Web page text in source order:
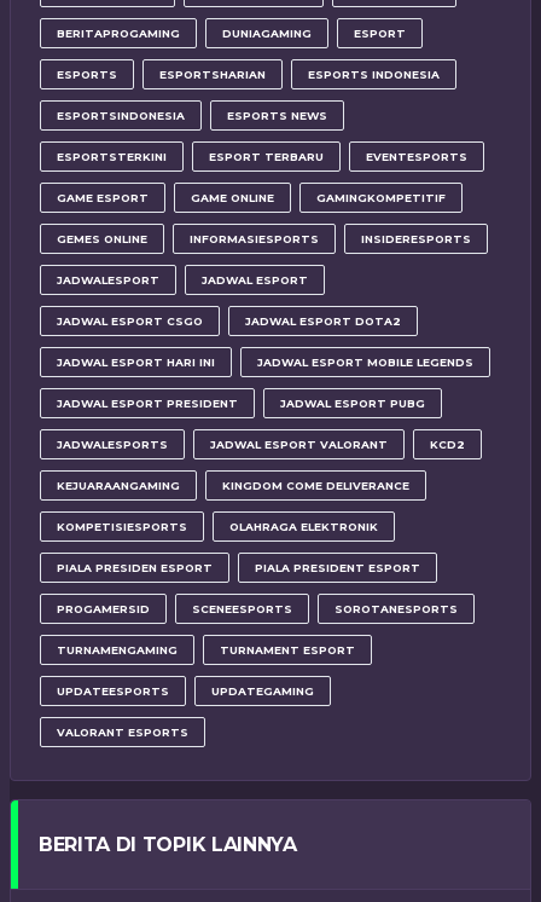
BERITAPROGAMING DUNIAGAMING ESPORT
ESPORTS ESPORTSHARIAN ESPORTS INDONESIA
ESPORTSINDONESIA ESPORTS NEWS
ESPORTSTERKINI ESPORT TERBARU EVENTESPORTS
GAME ESPORT GAME ONLINE GAMINGKOMPETITIF
GEMES ONLINE INFORMASIESPORTS INSIDERESPORTS
JADWALESPORT JADWAL ESPORT
JADWAL ESPORT CSGO JADWAL ESPORT DOTA2
JADWAL ESPORT HARI INI JADWAL ESPORT MOBILE LEGENDS
JADWAL ESPORT PRESIDENT JADWAL ESPORT PUBG
JADWALESPORTS JADWAL ESPORT VALORANT KCD2
KEJUARAANGAMING KINGDOM COME DELIVERANCE
KOMPETISIESPORTS OLAHRAGA ELEKTRONIK
PIALA PRESIDEN ESPORT PIALA PRESIDENT ESPORT
PROGAMERSID SCENEESPORTS SOROTANESPORTS
TURNAMENGAMING TURNAMENT ESPORT
UPDATEESPORTS UPDATEGAMING
VALORANT ESPORTS
BERITA DI TOPIK LAINNYA